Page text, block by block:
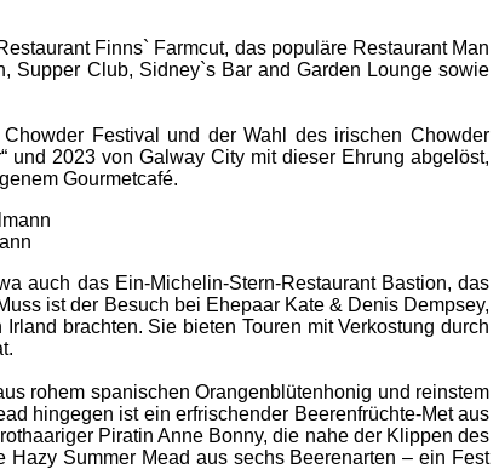
Finns` Farmcut, das populäre Restaurant Man
Supper Club, Sidney`s Bar and Garden Lounge sowie
Festival und der Wahl des irischen Chowder
und 2023 von Galway City mit dieser Ehrung abgelöst,
Gourmetcafé.
auch das Ein-Michelin-Stern-Restaurant Bastion, das
ist der Besuch bei Ehepaar Kate & Denis Dempsey,
brachten. Sie bieten Touren mit Verkostung durch
rohem spanischen Orangenblütenhonig und reinstem
hingegen ist ein erfrischender Beerenfrüchte-Met aus
Piratin Anne Bonny, die nahe der Klippen des
Summer Mead aus sechs Beerenarten – ein Fest